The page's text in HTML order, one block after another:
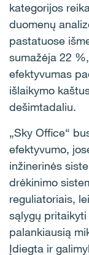
kategorijos
duomenų
pastatuose
sumažėja 22
efektyvumas
išlaikymo
dešimtadaliu.
„Sky Office“
efektyvumo,
inžinerinės
drėkinimo
reguliatoriais,
sąlygų
palankiausią
Įdiegta ir